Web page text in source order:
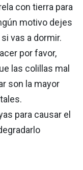
con tierra para
motivo dejes
vas a dormir.
por favor,
las colillas mal
son la mayor
para causar el